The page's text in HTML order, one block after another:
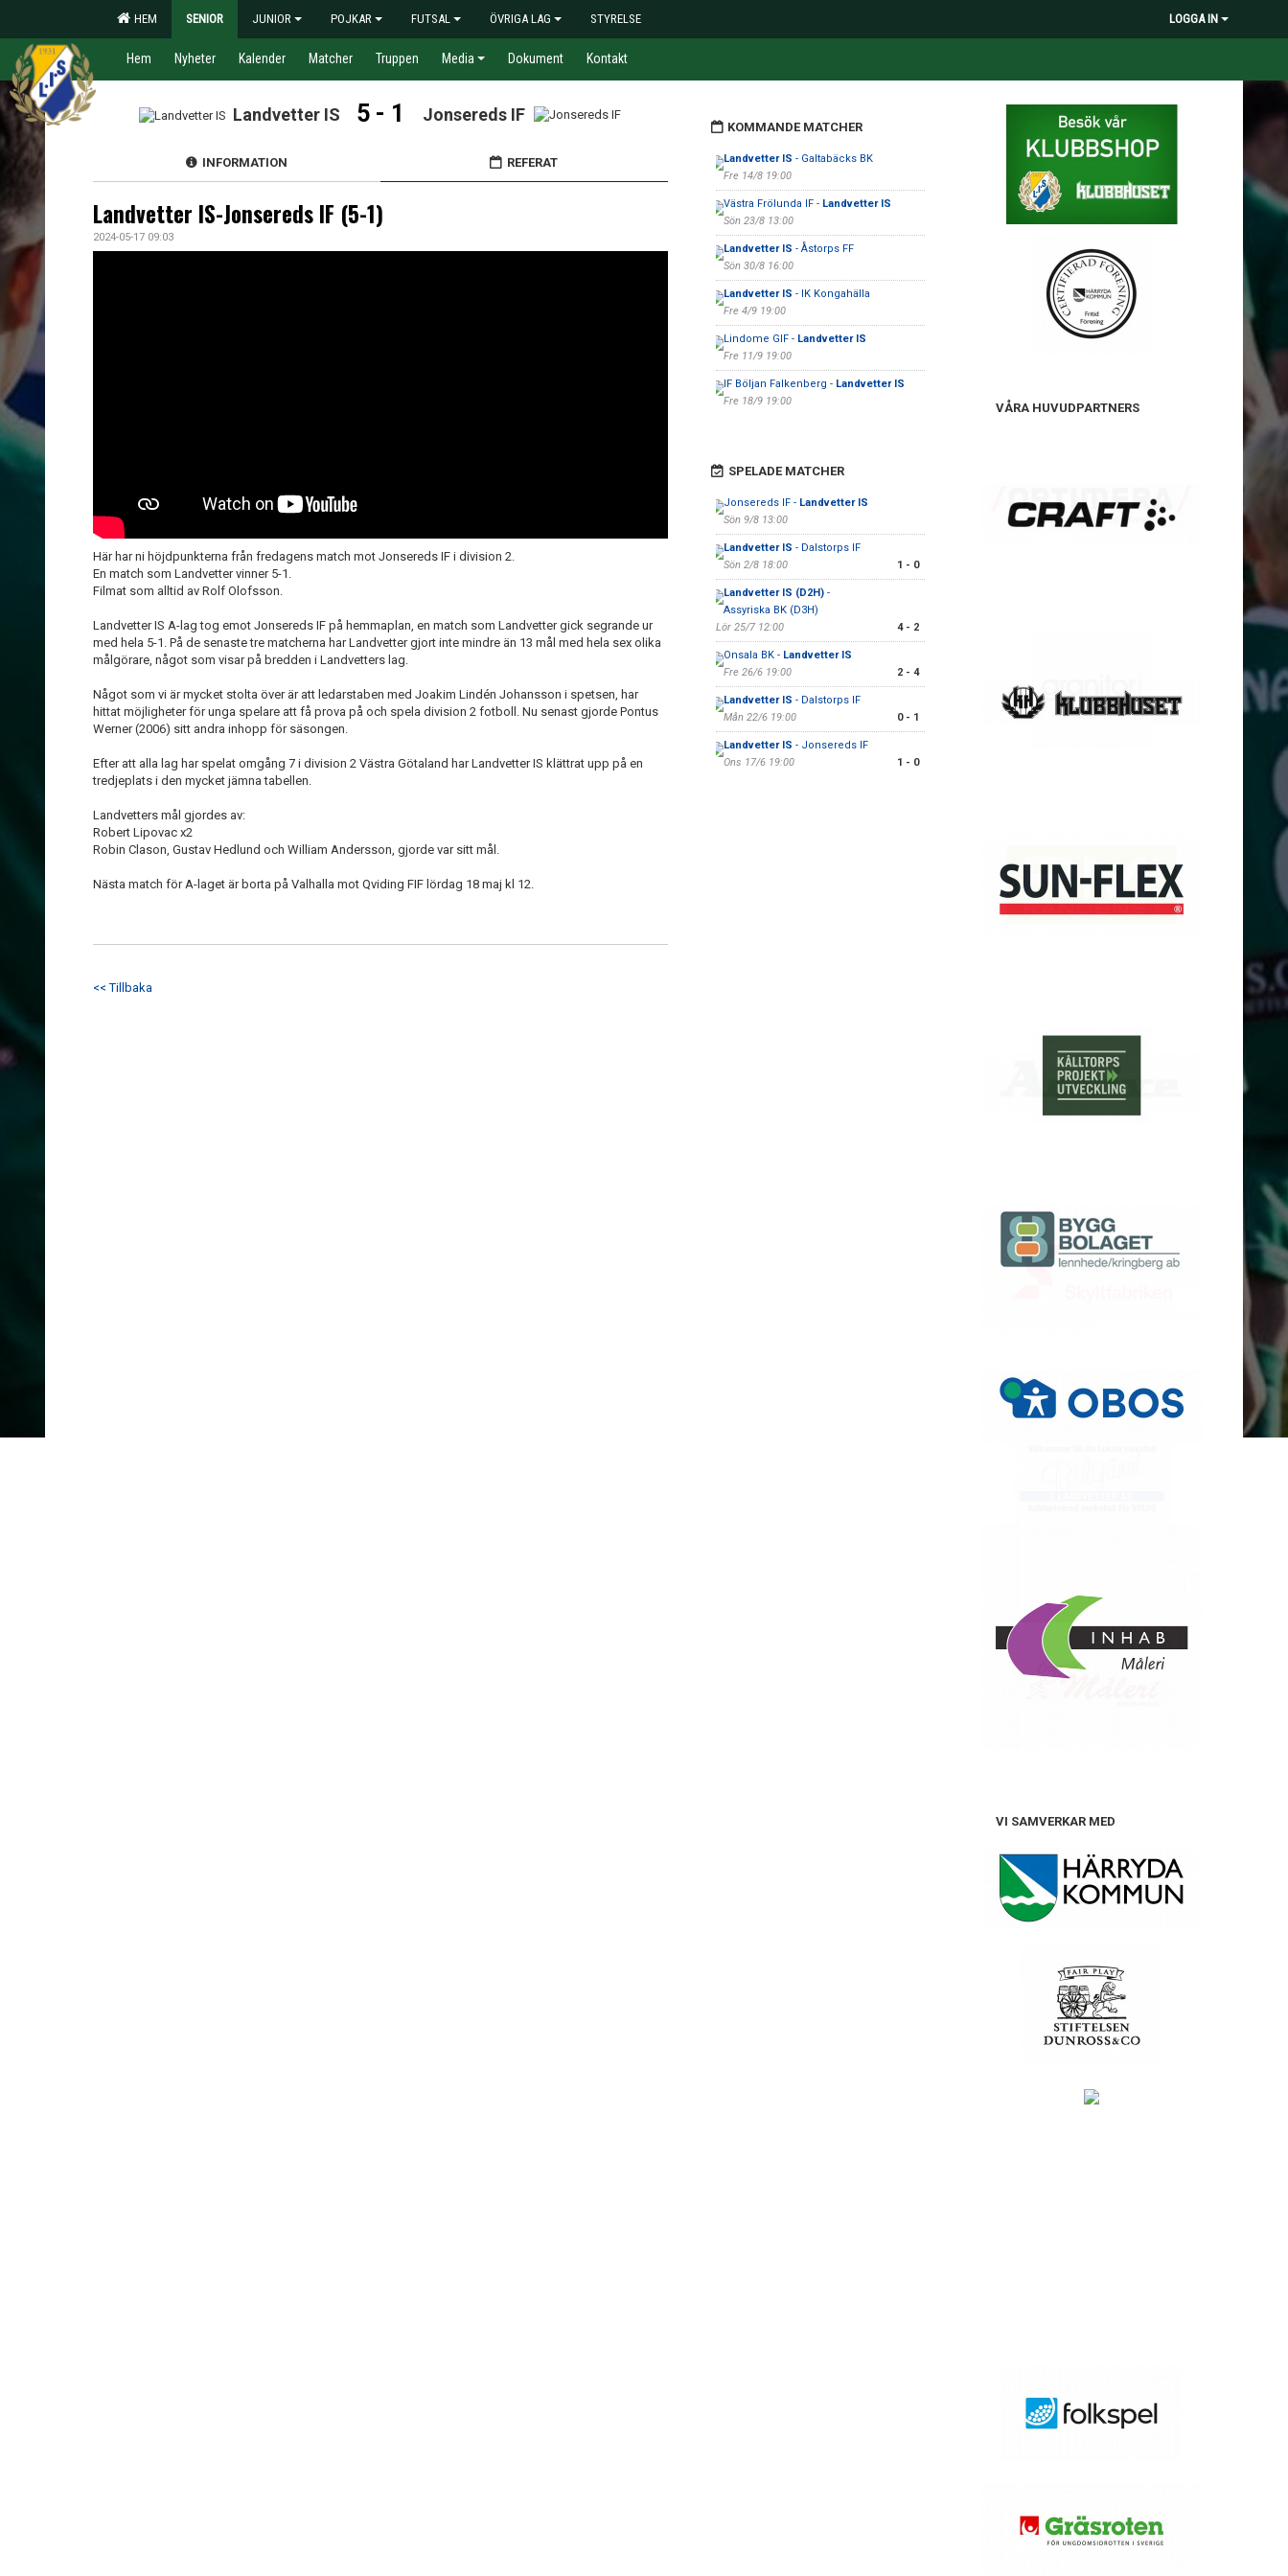
HEM SENIOR JUNIOR POJKAR FUTSAL ÖVRIGA LAG STYRELSE LOGGA IN
Hem Nyheter Kalender Matcher Truppen Media Dokument Kontakt
Landvetter IS 5 - 1 Jonsereds IF
INFORMATION REFERAT
Landvetter IS-Jonsereds IF (5-1)
2024-05-17 09:03
Här har ni höjdpunkterna från fredagens match mot Jonsereds IF i division 2.
En match som Landvetter vinner 5-1.
Filmat som alltid av Rolf Olofsson.
Landvetter IS A-lag tog emot Jonsereds IF på hemmaplan, en match som Landvetter gick segrande ur
med hela 5-1. På de senaste tre matcherna har Landvetter gjort inte mindre än 13 mål med hela sex olika
målgörare, något som visar på bredden i Landvetters lag.
Något som vi är mycket stolta över är att ledarstaben med Joakim Lindén Johansson i spetsen, har
hittat möjligheter för unga spelare att få prova på och spela division 2 fotboll. Nu senast gjorde Pontus
Werner (2006) sitt andra inhopp för säsongen.
Efter att alla lag har spelat omgång 7 i division 2 Västra Götaland har Landvetter IS klättrat upp på en
tredjeplats i den mycket jämna tabellen.
Landvetters mål gjordes av:
Robert Lipovac x2
Robin Clason, Gustav Hedlund och William Andersson, gjorde var sitt mål.
Nästa match för A-laget är borta på Valhalla mot Qviding FIF lördag 18 maj kl 12.
<< Tillbaka
KOMMANDE MATCHER
Landvetter IS - Galtabäcks BK
Fre 14/8 19:00
Västra Frölunda IF - Landvetter IS
Sön 23/8 13:00
Landvetter IS - Åstorps FF
Sön 30/8 16:00
Landvetter IS - IK Kongahälla
Fre 4/9 19:00
Lindome GIF - Landvetter IS
Fre 11/9 19:00
IF Böljan Falkenberg - Landvetter IS
Fre 18/9 19:00
SPELADE MATCHER
Jonsereds IF - Landvetter IS
Sön 9/8 13:00
Landvetter IS - Dalstorps IF
Sön 2/8 18:00
1 - 0
Landvetter IS (D2H)-
Assyriska BK (D3H)
Lör 25/7 12:00
4 - 2
Onsala BK - Landvetter IS
Fre 26/6 19:00
2 - 4
Landvetter IS - Dalstorps IF
Mån 22/6 19:00
0 - 1
Landvetter IS - Jonsereds IF
Ons 17/6 19:00
1 - 0
VÅRA HUVUDPARTNERS
VI SAMVERKAR MED